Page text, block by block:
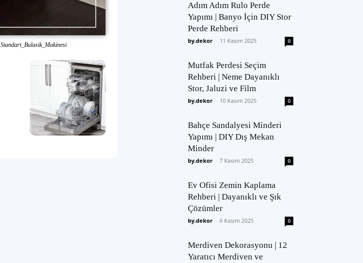
Standart_Bulasik_Makinesi
Adım Adım Rulo Perde
Yapımı | Banyo İçin DIY Stor
Perde Rehberi
by.dekor - 11 Kasım 2025 0
Mutfak Perdesi Seçim
Rehberi | Neme Dayanıklı
Stor, Jaluzi ve Film
by.dekor - 10 Kasım 2025 0
Bahçe Sandalyesi Minderi
Yapımı | DIY Dış Mekan
Minder
by.dekor - 7 Kasım 2025 0
Ev Ofisi Zemin Kaplama
Rehberi | Dayanıklı ve Şık
Çözümler
by.dekor - 6 Kasım 2025 0
Merdiven Dekorasyonu | 12
Yaratıcı Merdiven ve